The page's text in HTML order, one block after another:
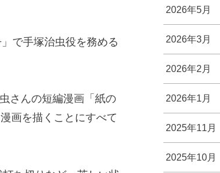
で手塚治虫役を務める
さんの短編漫画「紙の
画を描くことにすべて
2026年5月
2026年3月
2026年2月
2026年1月
2025年11月
2025年10月